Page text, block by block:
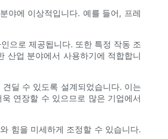
야에 이상적입니다. 예를 들어, 프레
으로 제공됩니다. 또한 특정 작동 조
산업 분야에서 사용하기에 적합합니
딜 수 있도록 설계되었습니다. 이는
연장할 수 있으므로 많은 기업에서
힘을 미세하게 조정할 수 있습니다.